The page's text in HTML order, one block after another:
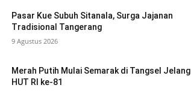
Pasar Kue Subuh Sitanala, Surga Jajanan
Tradisional Tangerang
9 Agustus 2026
Merah Putih Mulai Semarak di Tangsel Jelang
HUT RI ke-81